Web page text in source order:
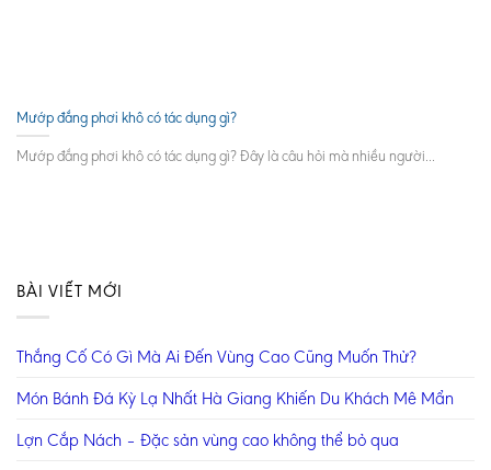
Mướp đắng phơi khô có tác dụng gì?
Mướp đắng phơi khô có tác dụng gì? Đây là câu hỏi mà nhiều người...
BÀI VIẾT MỚI
Thắng Cố Có Gì Mà Ai Đến Vùng Cao Cũng Muốn Thử?
Món Bánh Đá Kỳ Lạ Nhất Hà Giang Khiến Du Khách Mê Mẩn
Lợn Cắp Nách – Đặc sản vùng cao không thể bỏ qua